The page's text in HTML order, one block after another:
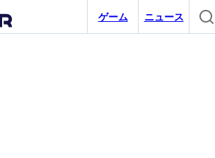
ゲーム ニュース